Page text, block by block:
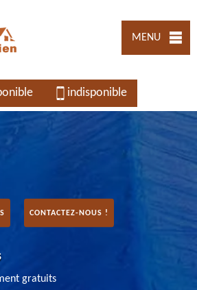
MENU
indisponible
CONTACTEZ-NOUS !
gratuits